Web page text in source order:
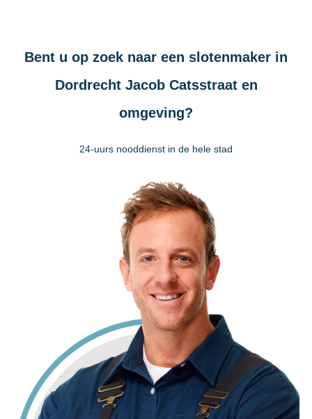
Bent u op zoek naar een slotenmaker in
Dordrecht Jacob Catsstraat en
omgeving?
24-uurs nooddienst in de hele stad